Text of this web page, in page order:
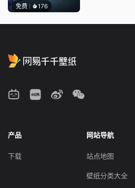
免费 176
产品
下载
网站导航
站点地图
壁纸分类大全